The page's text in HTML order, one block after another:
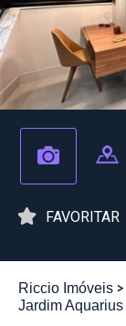
FAVORITAR
Riccio Imóveis
Jardim Aquarius